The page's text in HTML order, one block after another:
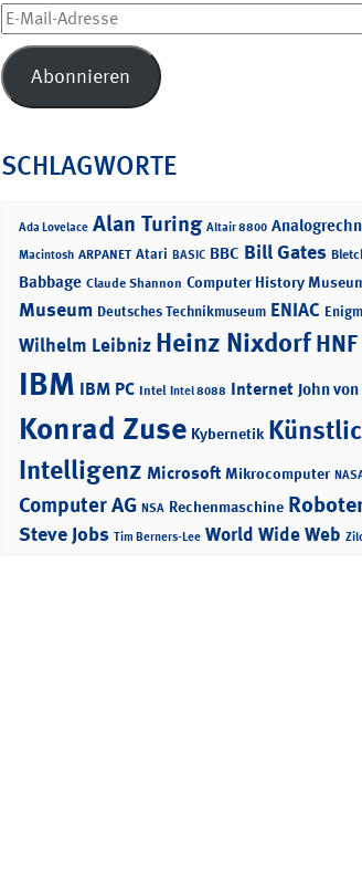
E-
Mail-
Adresse
Abonnieren
SCHLAGWORTE
Ada Lovelace Alan Turing Altair 8800
Macintosh ARPANET Atari BASIC BBC Bill Gates
Babbage Claude Shannon Computer History
Museum Deutsches Technikmuseum ENIAC
Wilhelm Leibniz Heinz NixdorfHNF
IBM IBM PC Intel Intel 8088 Internet John
Konrad Zuse Kybernetik
Intelligenz Microsoft Mikrocomputer
Computer AG NSA Rechenmaschine
Steve Jobs Tim Berners-Lee World Wide Web